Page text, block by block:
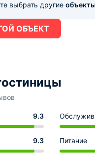
выбрать другие
ОБЪЕКТ
9.3
9.3 Питание